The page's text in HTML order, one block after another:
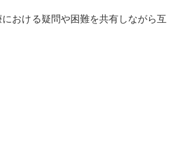
おける疑問や困難を共有しながら互